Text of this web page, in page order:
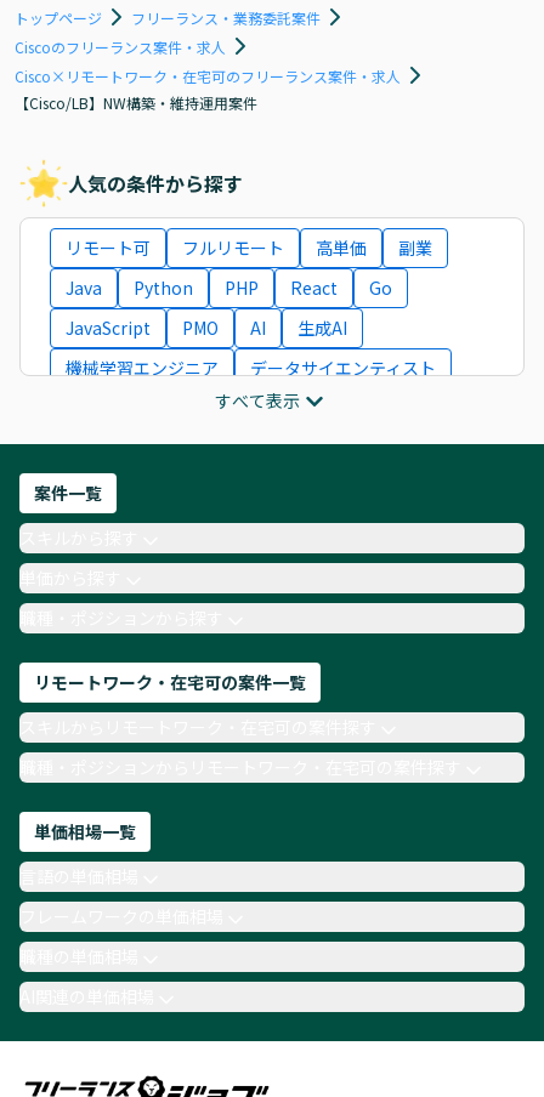
トップページ
フリーランス・業務委託案件
Ciscoのフリーランス案件・求人
Cisco×リモートワーク・在宅可のフリーランス案件・求人
【Cisco/LB】NW構築・維持運用案件
人気の条件から探す
リモート可 フルリモート 高単価
副業
Java
Python PHP React
Go
JavaScript
PMO AI
生成AI
機械学習エンジニア
データサイエンティスト
ITコンサルタント
フロントエンドエンジニア
ネットワークエンジニア
AIエンジニア
Webデザイナー
月収100万円 業務委託
COBOL
Ruby
TypeScript
Laravel AWS
すべて表示
案件一覧
単価から探す
職種・ポジションから探す
リモートワーク・在宅可の案件一覧
職種・ポジションからリモートワーク・在宅可の案件探す
単価相場一覧
職種の単価相場
AI関連の単価相場